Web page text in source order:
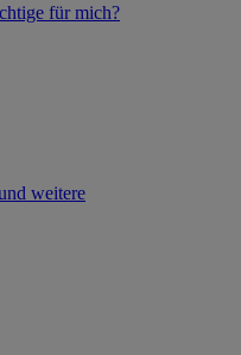
für mich?
weitere